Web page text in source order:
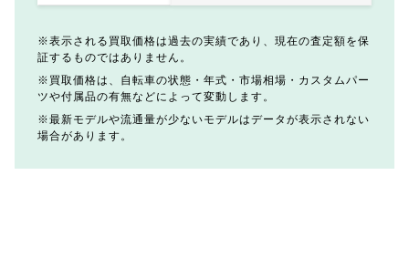
表示される買取価格は過去の実績であり、現在の査定額を保
証するものではありません。
買取価格は、自転車の状態・年式・市場相場・カスタムパー
ツや付属品の有無などによって変動します。
最新モデルや流通量が少ないモデルはデータが表示されない
場合があります。